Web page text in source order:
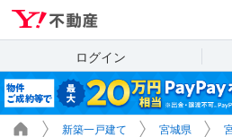
ログイン
新築一戸建て 宮城県